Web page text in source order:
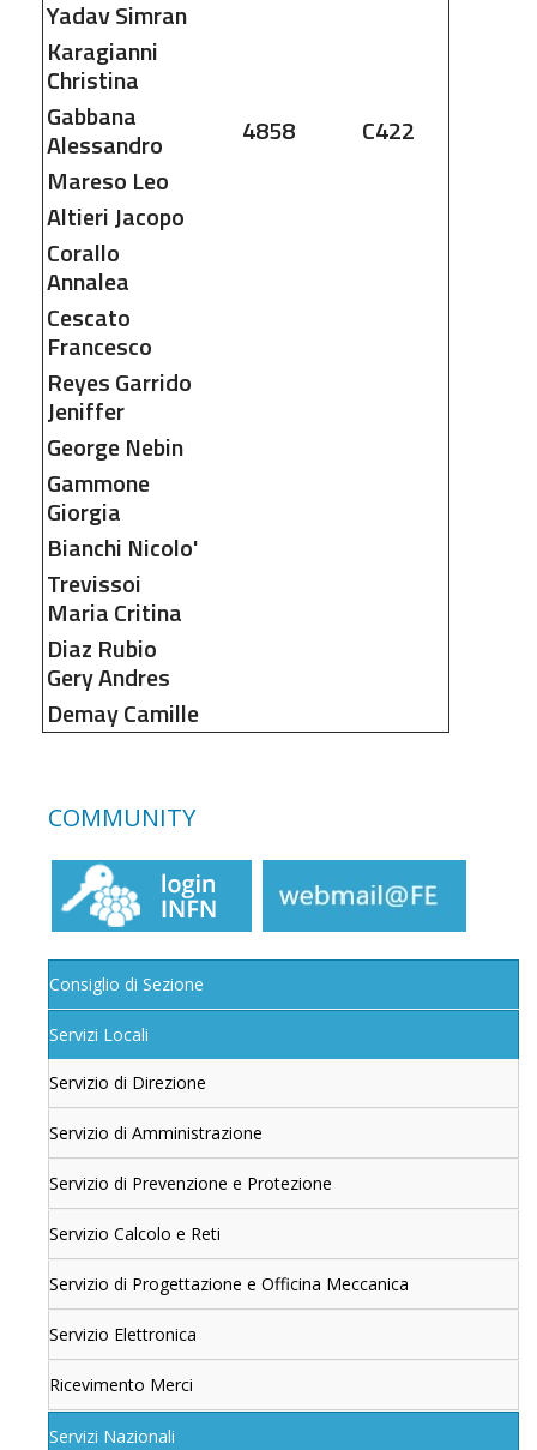
YadavSimran
Karagianni
Christina
Gabbana
Alessandro 4858
C422
Mareso Leo
AltieriJacopo
Corallo
Annalea
Cescato
Francesco
Reyes Garrido
Jeniffer
GeorgeNebin
Gammone
Giorgia
Bianchi Nicolo'
Trevissoi
Maria Critina
Diaz Rubio
Gery Andres
DemayCamille
COMMUNITY
Consiglio di Sezione
Servizi Locali
Servizio di Direzione
Servizio di Amministrazione
Servizio di Prevenzione e Protezione
Servizio Calcolo e Reti
Servizio di Progettazione e Officina Meccanica
Servizio Elettronica
Ricevimento Merci
Servizi Nazionali